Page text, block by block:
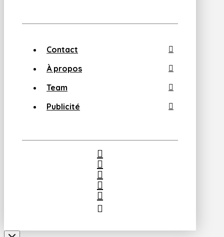
Contact
À propos
Team
Publicité